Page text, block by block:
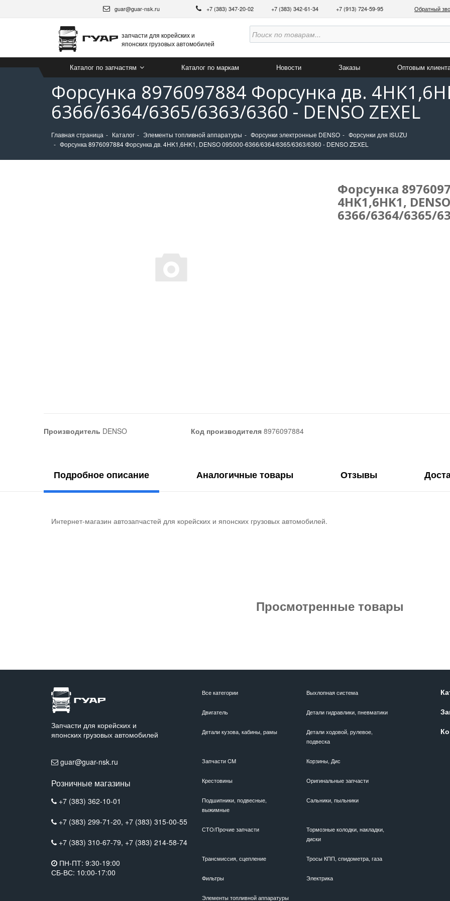
guar@guar-nsk.ru +7 (383) 347-20-02 +7 (383) 342-61-34 +7 (913) 724-59-95 Обратный
запчасти для корейских и
японских грузовых автомобилей
Каталог по запчастям Каталог по маркам Новости Заказы Оптовым
Форсунка 8976097884 Форсунка дв.
6366/6364/6365/6363/6360 - DENSO ZEXEL
Главная страница Каталог Элементы топливной аппаратуры Форсунки электронные DENSO
Форсунки для ISUZU
Форсунка 8976097884 Форсунка дв. 4HK1,6HK1, DENSO 095000-6366/6364/6365/6363/6360 - DENSO ZEXEL
Форсунка
4HK1,6HK1,
6366/6364/6365/
Производитель DENSO Код производителя8976097884
Подробное описание Аналогичные товары Отзывы
Интернет-магазин автозапчастей для корейских и японских грузовых автомобилей.
Просмотренные товары
Запчасти для корейских и
японских грузовых автомобилей
guar@guar-nsk.ru
Розничные магазины
+7 (383) 362-10-01
+7 (383) 299-71-20, +7 (383) 315-00-55
+7 (383) 310-67-79, +7 (383) 214-58-74
ПН-ПТ: 9:30-19:00
СБ-ВС: 10:00-17:00
Все категории Выхлопная система
Двигатель Детали гидравлики, пневматики
Детали кузова, кабины, рамы
Детали ходовой, рулевое,
подвеска
Запчасти CM Корзины, Дис
Крестовины Оригинальные запчасти
Подшипники, подвесные,
выжимные
Сальники, пыльники
СТО/Прочие запчасти
Тормозные колодки, накладки,
диски
Трансмиссия, сцепление Тросы КПП, спидометра, газа
Фильтры Электрика
Элементы топливной аппаратуры